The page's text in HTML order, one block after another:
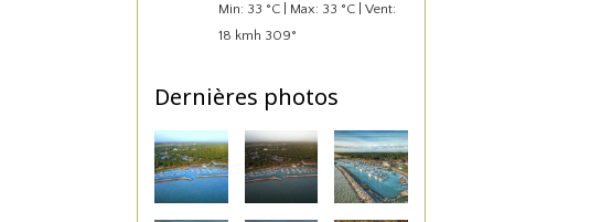
Min: 33 °C | Max: 33 °C | Vent:
18 kmh 309°
Dernières photos